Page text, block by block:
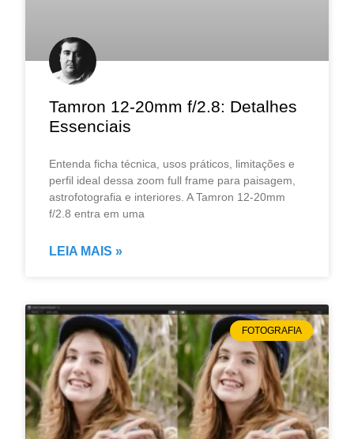
Tamron 12-20mm f/2.8: Detalhes
Essenciais
Entenda ficha técnica, usos práticos, limitações e
perfil ideal dessa zoom full frame para paisagem,
astrofotografia e interiores. A Tamron 12-20mm
f/2.8 entra em uma
LEIA MAIS »
FOTOGRAFIA